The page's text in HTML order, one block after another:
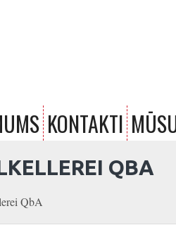
KONTAKTI
QbA
QBA